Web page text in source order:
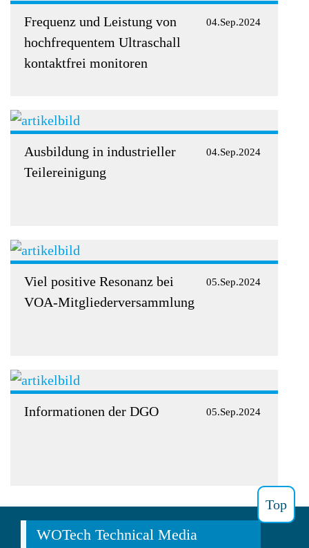
04.Sep.2024
Frequenz und Leistung von
hochfrequentem Ultraschall
kontaktfrei monitoren
04.Sep.2024
Ausbildung in industrieller
Teilereinigung
05.Sep.2024
Viel positive Resonanz bei
VOA-Mitgliederversammlung
05.Sep.2024
Informationen der DGO
Top
WOTech Technical Media